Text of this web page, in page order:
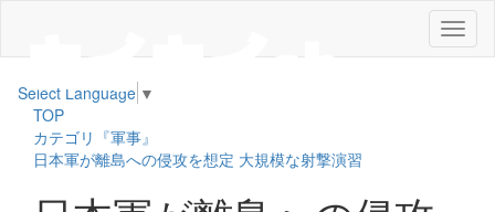
メ
ニ
Select Language ▼
TOP
カテゴリ『軍事』
日本軍が離島への侵攻を想定 大規模な射撃演習